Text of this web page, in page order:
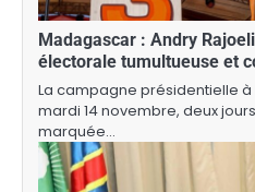
Madagascar : Andry
électorale tumultueuse et
La campagne présidentielle
mardi 14 novembre, deux
marquée…